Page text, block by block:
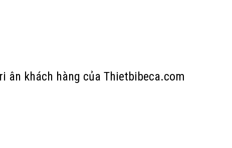
ân khách hàng của Thietbibeca.com